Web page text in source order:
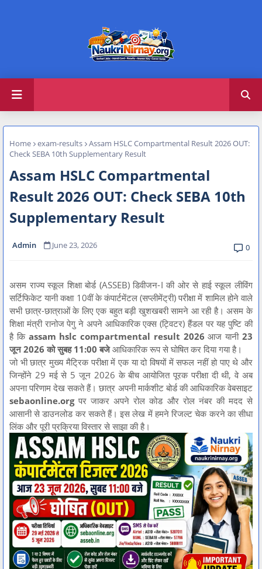
Home exam-results
Assam HSLC Compartmental Result 2026 OUT:
Check SEBA 10th Supplementary Result
Assam HSLC Compartmental
Result 2026 OUT: Check SEBA 10th
Supplementary Result
Admin June 23, 2026 0
असम राज्य स्कूल शिक्षा बोर्ड (ASSEB) डिवीजन-I की ओर से हाई स्कूल लीविंग
सर्टिफिकेट यानी कक्षा 10वीं के कंपार्टमेंटल (सप्लीमेंट्री) परीक्षा में शामिल होने वाले
सभी छात्र-छात्राओं के लिए एक बहुत बड़ी खुशखबरी सामने आ रही है। असम के
शिक्षा मंत्री रानोज पेगु ने अपने आधिकारिक एक्स (ट्विटर) हैंडल पर यह पुष्टि की
है कि assam hslc compartmental result 2026 आज यानी23
जून 2026 को सुबह 11:00 बजेआधिकारिक रूप से घोषित कर दिया गया है।
जो भी छात्र मुख्य मैट्रिक परीक्षा में एक या दो विषयों में सफल नहीं हो पाए थे और
जिन्होंने 29 मई से 5 जून 2026 के बीच आयोजित पूरक परीक्षा दी थी, वे अब
अपना परिणाम देख सकते हैं। छात्र अपनी मार्कशीट बोर्ड की आधिकारिक वेबसाइट
sebaonline.orgपर जाकर अपने रोल कोड और रोल नंबर की मदद से
आसानी से डाउनलोड कर सकते हैं। इस लेख में हमने रिजल्ट चेक करने का सीधा
लिंक और पूरी प्रक्रिया विस्तार से साझा की है।